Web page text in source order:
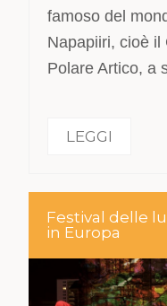
famoso del
Napapiiri, cioè il
Polare Artico, a
LEGGI
Festival delle
in Europa